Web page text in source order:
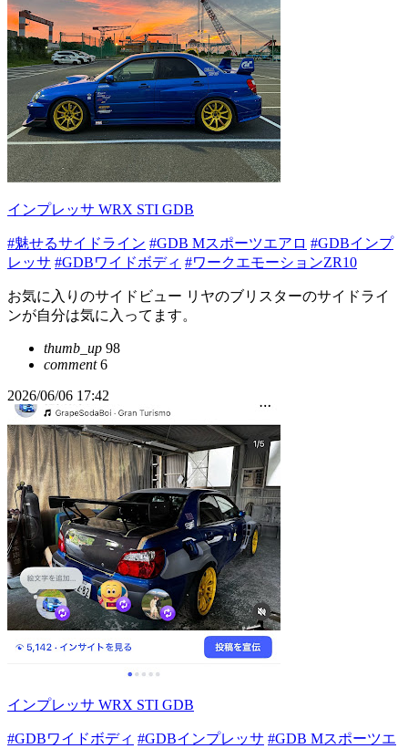
インプレッサ WRX STI GDB
#魅せるサイドライン #GDB Mスポーツエアロ #GDBインプ
レッサ #GDBワイドボディ #ワークエモーションZR10
お気に入りのサイドビュー リヤのブリスターのサイドライ
ンが自分は気に入ってます。
thumb_up 98
comment6
2026/06/06 17:42
インプレッサ WRX STI GDB
#GDBワイドボディ #GDBインプレッサ #GDB Mスポーツエ